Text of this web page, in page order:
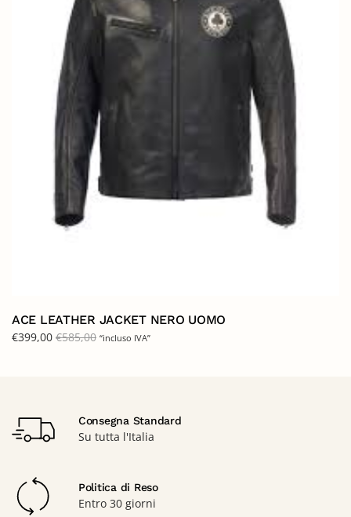
ACE LEATHER JACKET NERO UOMO
€399,00 €585,00 “incluso IVA”
Consegna Standard
Su tutta l'Italia
Politica di Reso
Entro 30 giorni